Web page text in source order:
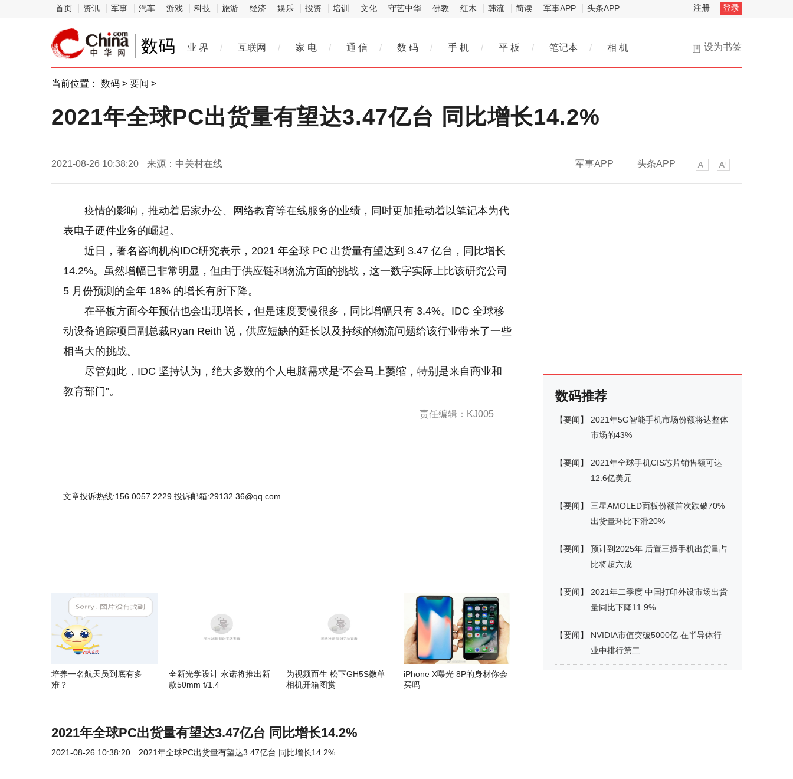
首页 资讯 军事 汽车 游戏 科技 旅游 经济 娱乐 投资 培训 文化 守艺中华 佛教 红木 韩流 简读 军事APP 头条APP 注册 登录
数码 设为书签
业 界 / 互联网 / 家 电 / 通 信 / 数 码 / 手 机 / 平 板 / 笔记本 / 相 机
当前位置： 数码 > 要闻 >
2021年全球PC出货量有望达3.47亿台 同比增长14.2%
2021-08-26 10:38:20 来源：中关村在线 军事APP 头条APP
疫情的影响，推动着居家办公、网络教育等在线服务的业绩，同时更加推动着以笔记本为代
表电子硬件业务的崛起。
近日，著名咨询机构IDC研究表示，2021 年全球 PC 出货量有望达到 3.47 亿台，同比增长
14.2%。虽然增幅已非常明显，但由于供应链和物流方面的挑战，这一数字实际上比该研究公司
5 月份预测的全年 18% 的增长有所下降。
在平板方面今年预估也会出现增长，但是速度要慢很多，同比增幅只有 3.4%。IDC 全球移
动设备追踪项目副总裁Ryan Reith 说，供应短缺的延长以及持续的物流问题给该行业带来了一些
相当大的挑战。
尽管如此，IDC 坚持认为，绝大多数的个人电脑需求是“不会马上萎缩，特别是来自商业和
教育部门”。
责任编辑：KJ005
文章投诉热线:156 0057 2229 投诉邮箱:29132 36@qq.com
培养一名航天员到底有多
难？
全新光学设计 永诺将推出新
款50mm f/1.4
为视频而生 松下GH5S微单
相机开箱图赏
iPhone X曝光 8P的身材你会
买吗
2021年全球PC出货量有望达3.47亿台 同比增长14.2%
2021-08-26 10:38:20 2021年全球PC出货量有望达3.47亿台 同比增长14.2%
数码推荐
【要闻】
2021年5G智能手机市场份额将达整体
市场的43%
【要闻】
2021年全球手机CIS芯片销售额可达
12.6亿美元
【要闻】
三星AMOLED面板份额首次跌破70%
出货量环比下滑20%
【要闻】
预计到2025年 后置三摄手机出货量占
比将超六成
【要闻】
2021年二季度 中国打印外设市场出货
量同比下降11.9%
【要闻】
NVIDIA市值突破5000亿 在半导体行
业中排行第二